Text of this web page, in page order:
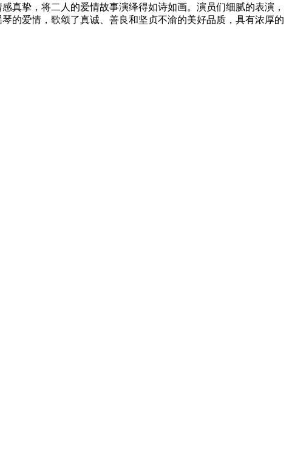
真挚，将二人的爱情故事演绎得如诗如画。演员们细腻的表演，
的爱情，歌颂了真诚、善良和坚贞不渝的美好品质，具有浓厚的